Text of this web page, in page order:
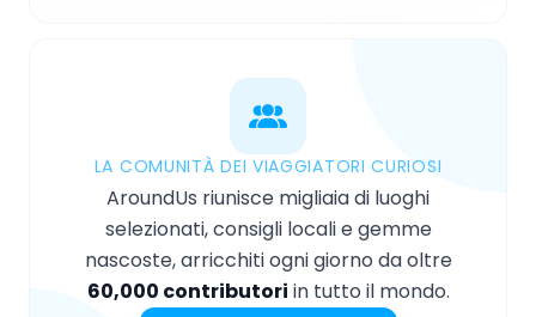
LA COMUNITÀ DEI VIAGGIATORI CURIOSI
AroundUs riunisce migliaia di luoghi
selezionati, consigli locali e gemme
nascoste, arricchiti ogni giorno da oltre
60,000 contributori in tutto il mondo.